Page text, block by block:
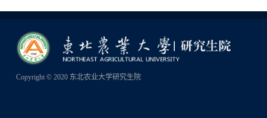
Copyright © 2020 东北农业大学研究生院